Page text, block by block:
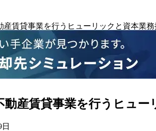
産賃貸事業を行うヒューリックと資本業
動産賃貸事業を行うヒュ